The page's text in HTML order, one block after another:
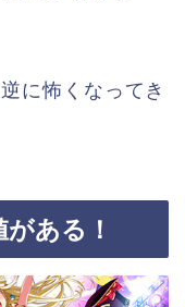
に怖くなってき
ある！